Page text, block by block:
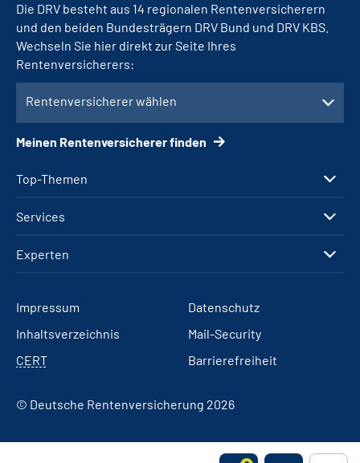
Top-Themen
Services
Experten
Die DRV besteht aus 14 regionalen Rentenversicherern
und den beiden Bundesträgern DRV Bund und DRV KBS.
Wechseln Sie hier direkt zur Seite Ihres
Rentenversicherers:
Rentenversicherer wählen
Meinen Rentenversicherer finden
Impressum
Datenschutz
Inhaltsverzeichnis
Mail-Security
CERT
Barrierefreiheit
© Deutsche Rentenversicherung 2026